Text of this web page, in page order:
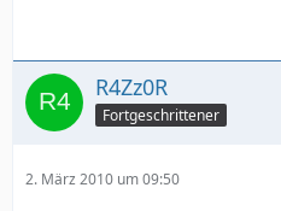
R4Zz0R
Fortgeschrittener
2. März 2010 um 09:50